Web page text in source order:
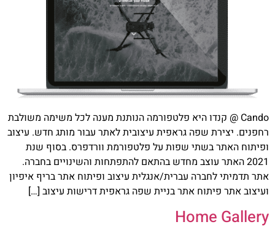
Cando @ קנדו היא פלטפורמה הנותנת מענה לכל משימה משולבת
רחפנים. יצירת שפה גראפית עיצובית לאתר עבור מותג חדש. עיצוב
ופיתוח האתר בשתי שפות על פלטפורמת וורדפרס. בסוף שנת
2021 האתר עוצב מחדש בהתאם להתפתחות והשינויים בחברה.
אתר תדמיתי לחברה עברית/אנגלית עיצוב ופיתוח אתר בריף איפיון
ועיצוב אתר פיתוח אתר בניית שפה גראפית דרישות עיצוב […]
Home Gallery